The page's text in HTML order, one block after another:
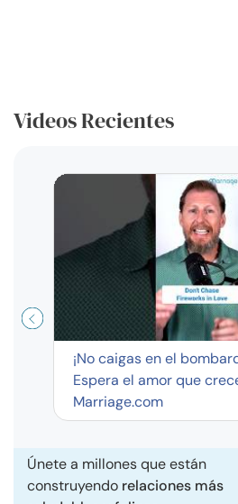
Videos Recientes
¡No caigas en el
Espera el amor que
Marriage.com
Únete a millones que están
construyendo relaciones más